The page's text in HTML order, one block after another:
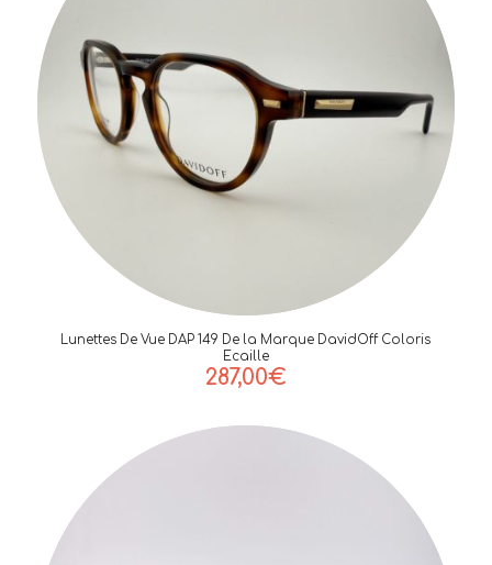
Lunettes De Vue DAP 149 De la Marque DavidOff Coloris
Ecaille
287,00€